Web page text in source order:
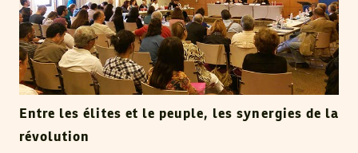
Entre les élites et le peuple, les synergies de la
révolution